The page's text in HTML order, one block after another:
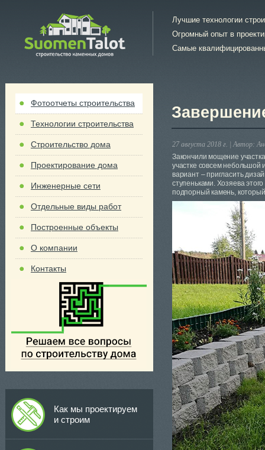
Лучшие технологии
Огромный опыт в
Самые
Фотоотчеты строительства
Технологии строительства
Строительство дома
Проектирование дома
Инженерные сети
Отдельные виды работ
Построенные объекты
О компании
Контакты
Как мы проектируем
и строим
27 августа 2018 г. | Автор:
Закончили мощение
участке совсем небольшой
вариант – пригласить
ступеньками. Хозяева
подпорный камень,